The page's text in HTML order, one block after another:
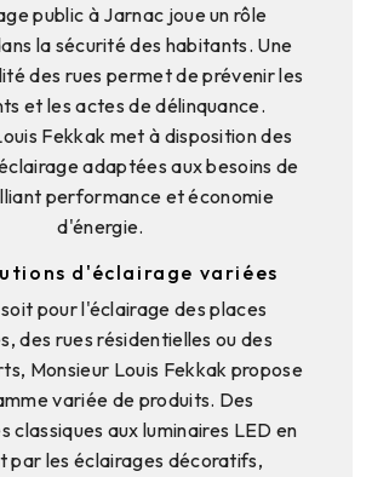
public à Jarnac joue un rôle
la sécurité des habitants. Une
des rues permet de prévenir les
et les actes de délinquance.
Fekkak met à disposition des
adaptées aux besoins de
performance et économie
d'énergie.
d'éclairage variées
pour l'éclairage des places
des rues résidentielles ou des
Monsieur Louis Fekkak propose
variée de produits. Des
classiques aux luminaires LED en
par les éclairages décoratifs,